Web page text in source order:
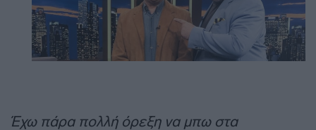
Έχω πάρα πολλή όρεξη να μπω στα